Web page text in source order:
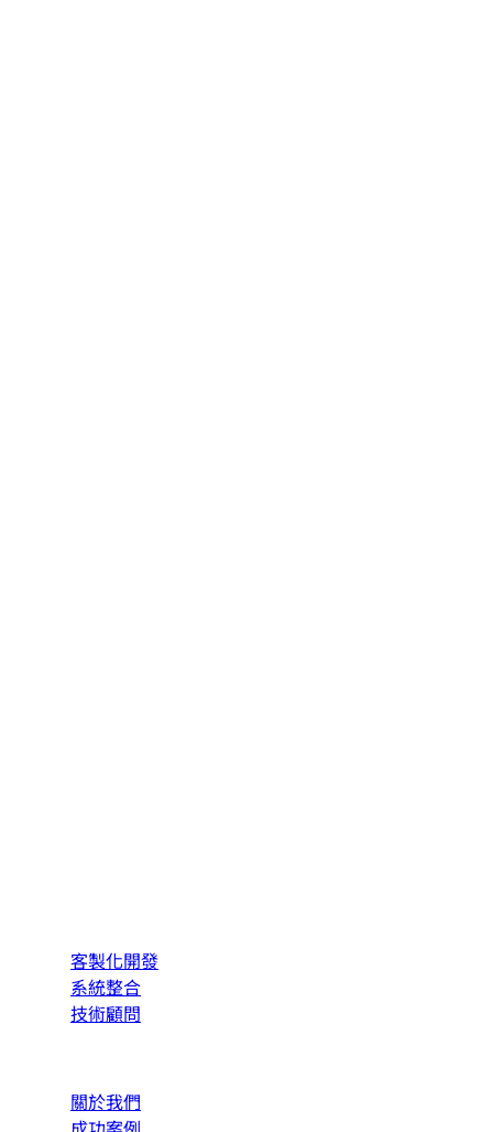
客製化開發
系統整合
技術顧問
關於我們